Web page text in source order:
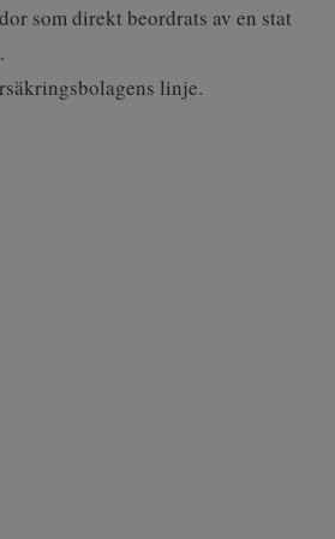
som direkt beordrats av en stat
linje.